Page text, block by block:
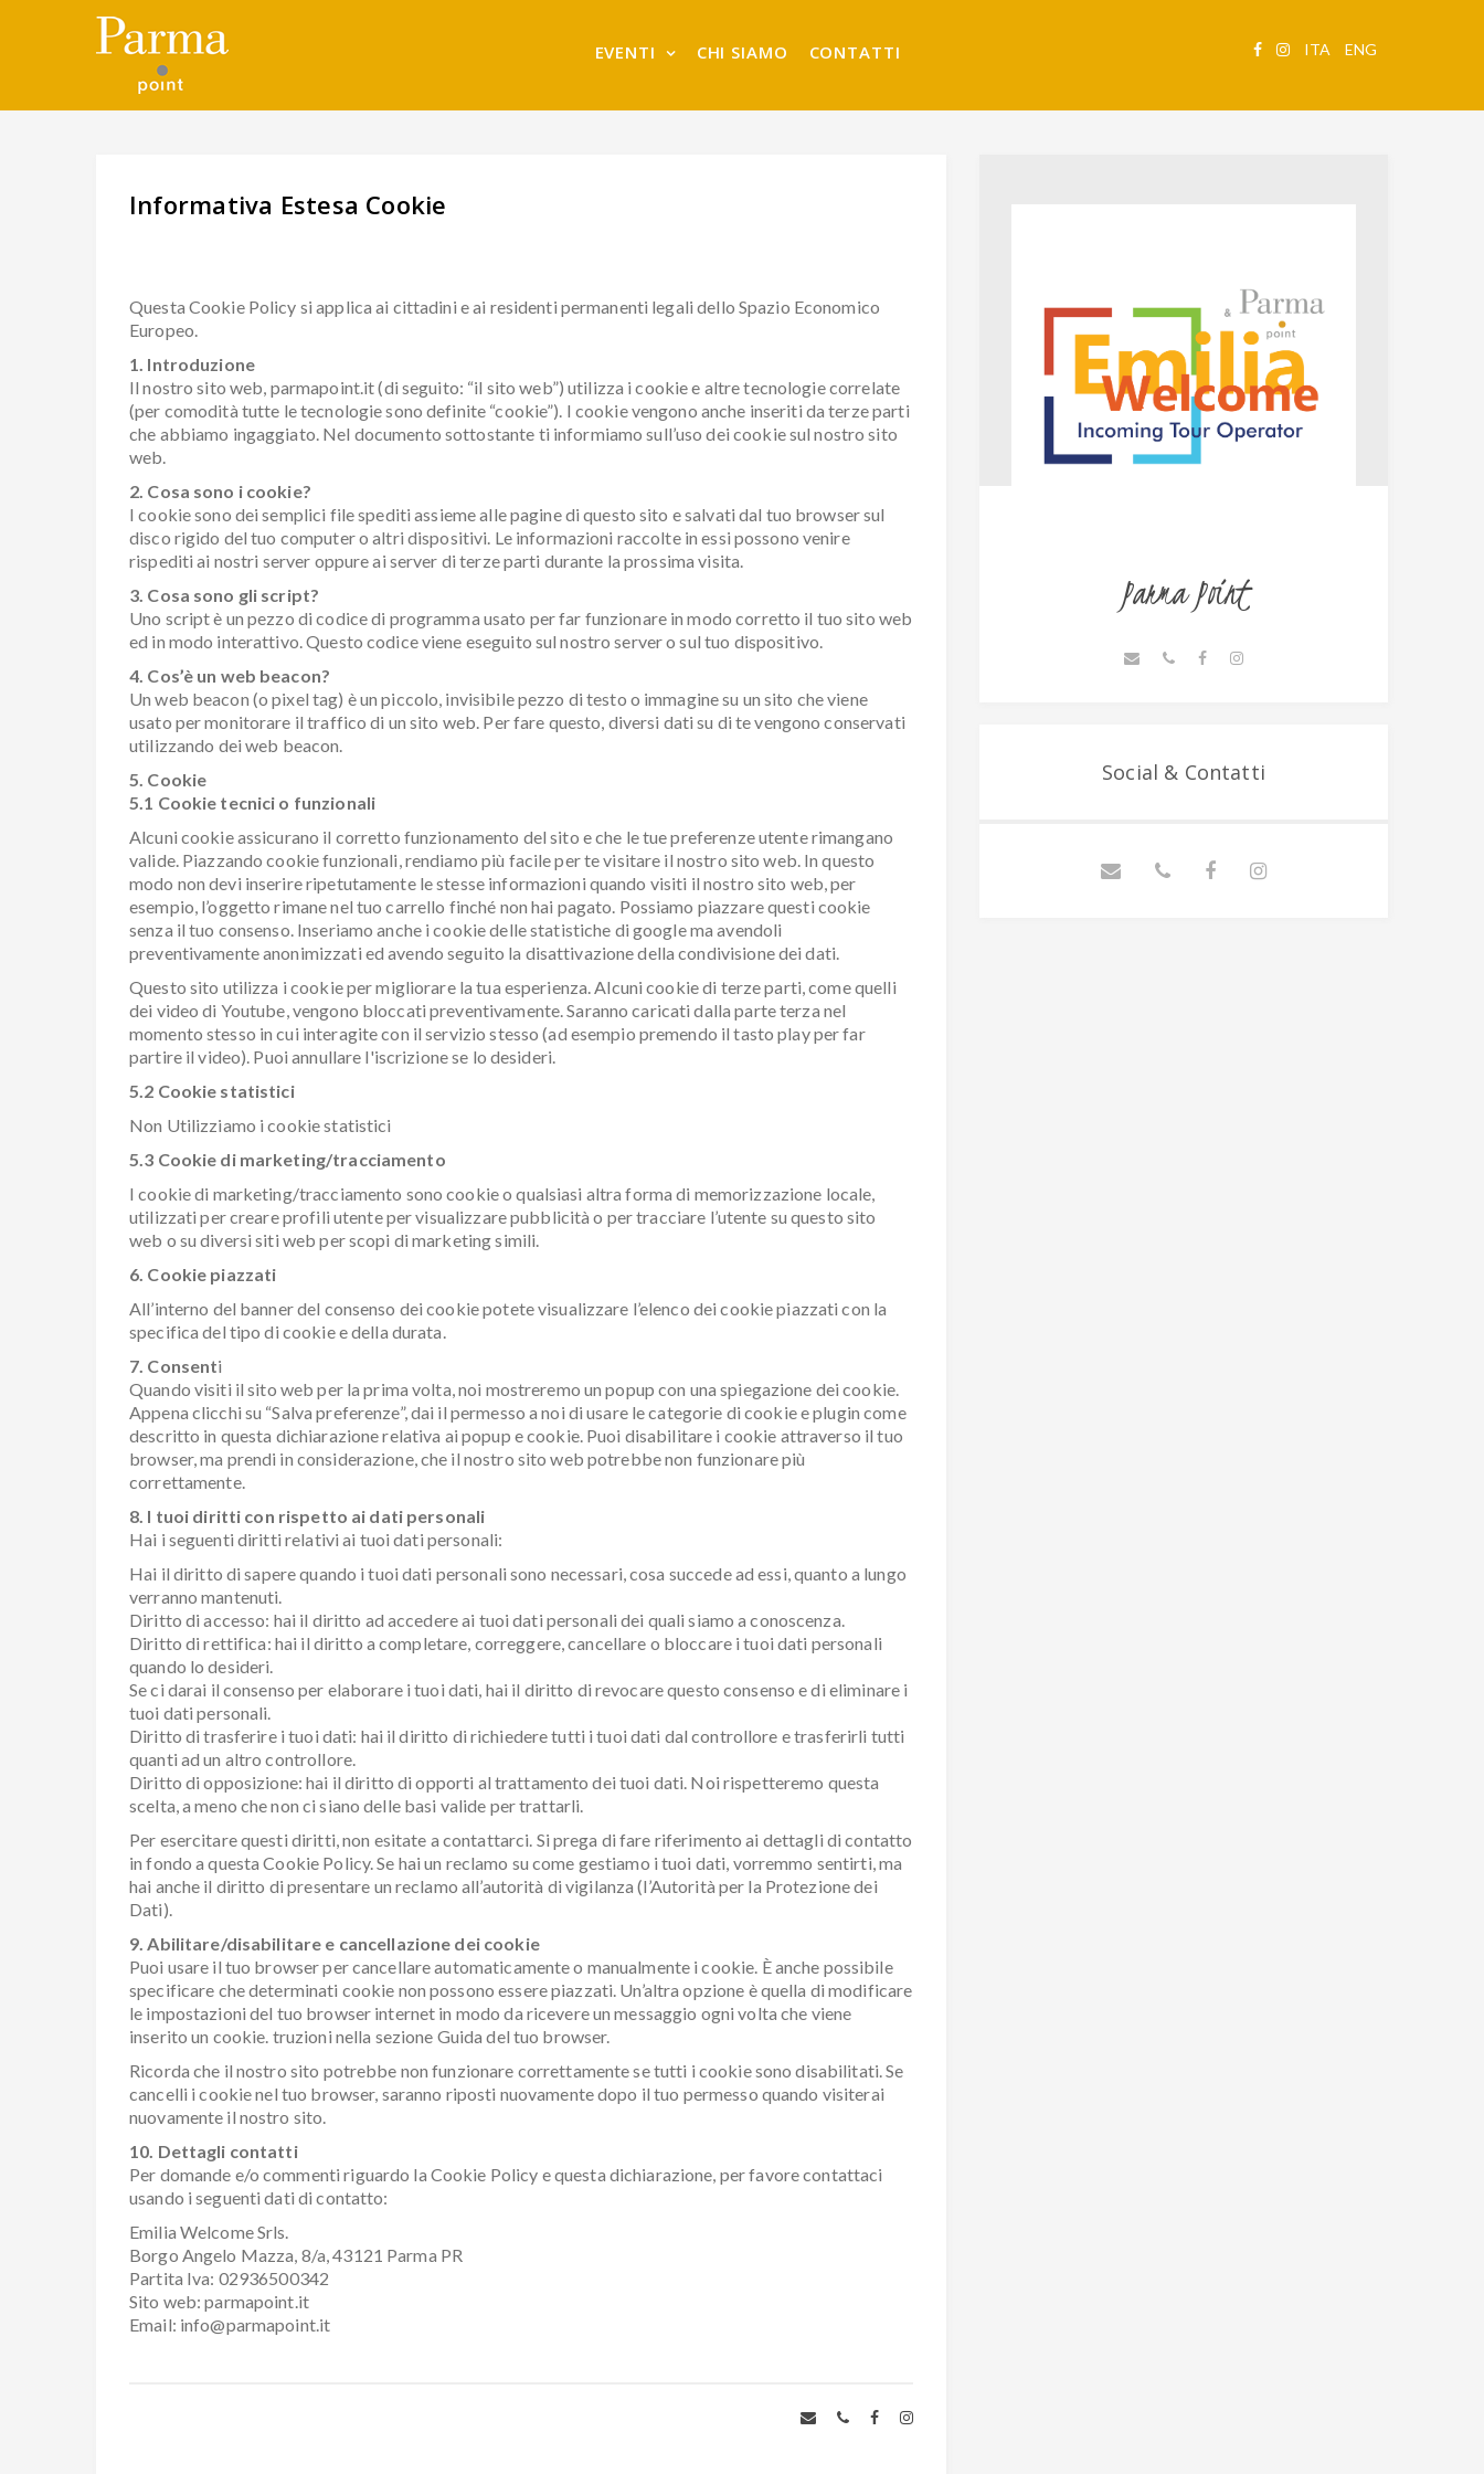
ITA ENG
EVENTI CHI SIAMO CONTATTI
Informativa Estesa Cookie
Questa Cookie Policy si applica ai cittadini e ai residenti permanenti legali dello Spazio Economico
Europeo.
1. Introduzione
Il nostro sito web, parmapoint.it (di seguito: “il sito web”) utilizza i cookie e altre tecnologie correlate
(per comodità tutte le tecnologie sono definite “cookie”). I cookie vengono anche inseriti da terze parti
che abbiamo ingaggiato. Nel documento sottostante ti informiamo sull’uso dei cookie sul nostro sito
web.
2. Cosa sono i cookie?
I cookie sono dei semplici file spediti assieme alle pagine di questo sito e salvati dal tuo browser sul
disco rigido del tuo computer o altri dispositivi. Le informazioni raccolte in essi possono venire
rispediti ai nostri server oppure ai server di terze parti durante la prossima visita.
3. Cosa sono gli script?
Uno script è un pezzo di codice di programma usato per far funzionare in modo corretto il tuo sito web
ed in modo interattivo. Questo codice viene eseguito sul nostro server o sul tuo dispositivo.
4. Cos’è un web beacon?
Un web beacon (o pixel tag) è un piccolo, invisibile pezzo di testo o immagine su un sito che viene
usato per monitorare il traffico di un sito web. Per fare questo, diversi dati su di te vengono conservati
utilizzando dei web beacon.
5. Cookie
5.1 Cookie tecnici o funzionali
Alcuni cookie assicurano il corretto funzionamento del sito e che le tue preferenze utente rimangano
valide. Piazzando cookie funzionali, rendiamo più facile per te visitare il nostro sito web. In questo
modo non devi inserire ripetutamente le stesse informazioni quando visiti il nostro sito web, per
esempio, l’oggetto rimane nel tuo carrello finché non hai pagato. Possiamo piazzare questi cookie
senza il tuo consenso. Inseriamo anche i cookie delle statistiche di google ma avendoli
preventivamente anonimizzati ed avendo seguito la disattivazione della condivisione dei dati.
Questo sito utilizza i cookie per migliorare la tua esperienza. Alcuni cookie di terze parti, come quelli
dei video di Youtube, vengono bloccati preventivamente. Saranno caricati dalla parte terza nel
momento stesso in cui interagite con il servizio stesso (ad esempio premendo il tasto play per far
partire il video). Puoi annullare l'iscrizione se lo desideri.
5.2 Cookie statistici
Non Utilizziamo i cookie statistici
5.3 Cookie di marketing/tracciamento
I cookie di marketing/tracciamento sono cookie o qualsiasi altra forma di memorizzazione locale,
utilizzati per creare profili utente per visualizzare pubblicità o per tracciare l’utente su questo sito
web o su diversi siti web per scopi di marketing simili.
6. Cookie piazzati
All’interno del banner del consenso dei cookie potete visualizzare l’elenco dei cookie piazzati con la
specifica del tipo di cookie e della durata.
7. Consenti
Quando visiti il sito web per la prima volta, noi mostreremo un popup con una spiegazione dei cookie.
Appena clicchi su “Salva preferenze”, dai il permesso a noi di usare le categorie di cookie e plugin come
descritto in questa dichiarazione relativa ai popup e cookie. Puoi disabilitare i cookie attraverso il tuo
browser, ma prendi in considerazione, che il nostro sito web potrebbe non funzionare più
correttamente.
8. I tuoi diritti con rispetto ai dati personali
Hai i seguenti diritti relativi ai tuoi dati personali:
Hai il diritto di sapere quando i tuoi dati personali sono necessari, cosa succede ad essi, quanto a lungo
verranno mantenuti.
Diritto di accesso: hai il diritto ad accedere ai tuoi dati personali dei quali siamo a conoscenza.
Diritto di rettifica: hai il diritto a completare, correggere, cancellare o bloccare i tuoi dati personali
quando lo desideri.
Se ci darai il consenso per elaborare i tuoi dati, hai il diritto di revocare questo consenso e di eliminare i
tuoi dati personali.
Diritto di trasferire i tuoi dati: hai il diritto di richiedere tutti i tuoi dati dal controllore e trasferirli tutti
quanti ad un altro controllore.
Diritto di opposizione: hai il diritto di opporti al trattamento dei tuoi dati. Noi rispetteremo questa
scelta, a meno che non ci siano delle basi valide per trattarli.
Per esercitare questi diritti, non esitate a contattarci. Si prega di fare riferimento ai dettagli di contatto
in fondo a questa Cookie Policy. Se hai un reclamo su come gestiamo i tuoi dati, vorremmo sentirti, ma
hai anche il diritto di presentare un reclamo all’autorità di vigilanza (l’Autorità per la Protezione dei
Dati).
9. Abilitare/disabilitare e cancellazione dei cookie
Puoi usare il tuo browser per cancellare automaticamente o manualmente i cookie. È anche possibile
specificare che determinati cookie non possono essere piazzati. Un’altra opzione è quella di modificare
le impostazioni del tuo browser internet in modo da ricevere un messaggio ogni volta che viene
inserito un cookie. truzioni nella sezione Guida del tuo browser.
Ricorda che il nostro sito potrebbe non funzionare correttamente se tutti i cookie sono disabilitati. Se
cancelli i cookie nel tuo browser, saranno riposti nuovamente dopo il tuo permesso quando visiterai
nuovamente il nostro sito.
10. Dettagli contatti
Per domande e/o commenti riguardo la Cookie Policy e questa dichiarazione, per favore contattaci
usando i seguenti dati di contatto:
Emilia Welcome Srls.
Borgo Angelo Mazza, 8/a, 43121 Parma PR
Partita Iva: 02936500342
Sito web: parmapoint.it
Email: info@parmapoint.it
Parma Point
Social & Contatti